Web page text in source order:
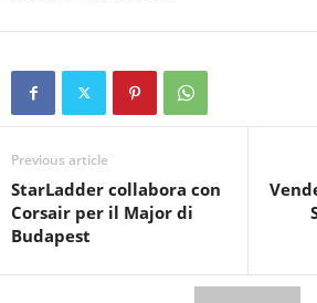
Previous article
StarLadder collabora con
Corsair per il Major di
Budapest